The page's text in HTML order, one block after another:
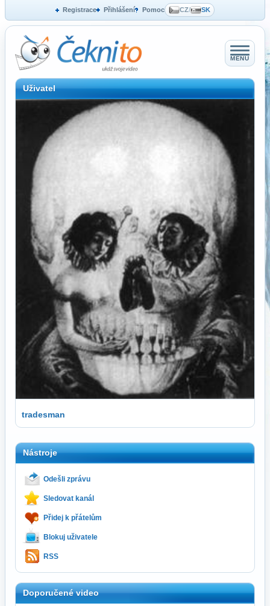
Registrace Přihlášení Pomoc CZ/ SK
MENU
Uživatel
tradesman
Nástroje
Odešli zprávu
Sledovat kanál
Přidej k přátelům
Blokuj uživatele
RSS
Doporučené video